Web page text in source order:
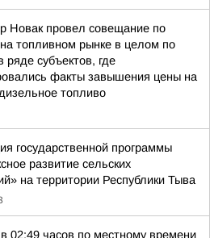
Новак провел совещание по
топливном рынке в целом по
ряде субъектов, где
факты завышения цены на
топливо
государственной программы
развитие сельских
на территории Республики Тыва
в 02:49 часов по местному времени